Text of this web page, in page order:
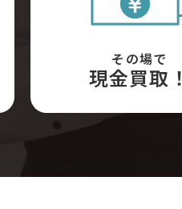
その場で
現金買取！